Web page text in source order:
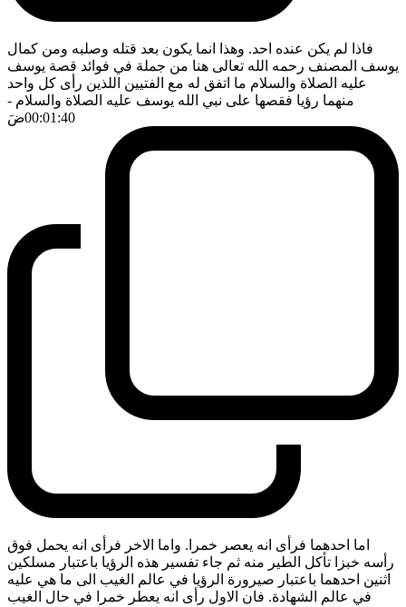
فاذا لم يكن عنده احد. وهذا انما يكون بعد قتله وصلبه ومن كمال
يوسف المصنف رحمه الله تعالى هنا من جملة في فوائد قصة يوسف
عليه الصلاة والسلام ما اتفق له مع الفتيين اللذين رأى كل واحد
منهما رؤيا فقصها على نبي الله يوسف عليه الصلاة والسلام -
00:01:40ضَ
اما احدهما فرأى انه يعصر خمرا. واما الاخر فرأى انه يحمل فوق
رأسه خبزا تأكل الطير منه ثم جاء تفسير هذه الرؤيا باعتبار مسلكين
اثنين احدهما باعتبار صيرورة الرؤيا في عالم الغيب الى ما هي عليه
في عالم الشهادة. فان الاول رأى انه يعطر خمرا في حال الغيب